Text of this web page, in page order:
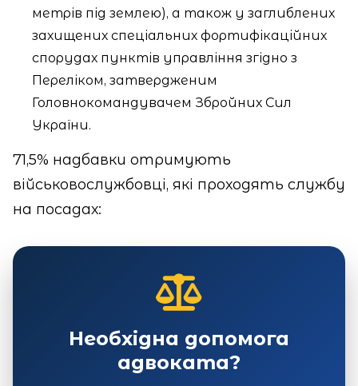
метрів під землею), а також у заглиблених
захищених спеціальних фортифікаційних
спорудах пунктів управління згідно з
Переліком, затвердженим
Головнокомандувачем Збройних Сил
України.
71,5% надбавки отримують
військовослужбовці, які проходять службу
на посадах:
Необхідна допомога
адвоката?